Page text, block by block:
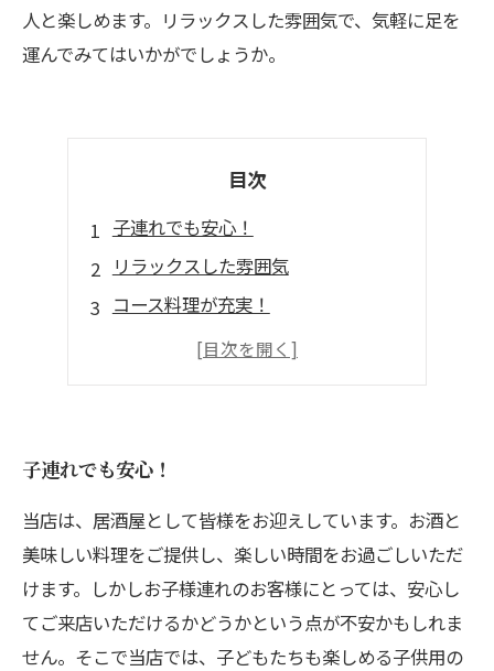
人と楽しめます。リラックスした雰囲気で、気軽に足を
運んでみてはいかがでしょうか。
目次
子連れでも安心！
リラックスした雰囲気
コース料理が充実！
家族での食事にも最適！
スタッフの笑顔でおもてなし！
子連れでも安心！
当店は、居酒屋として皆様をお迎えしています。お酒と
美味しい料理をご提供し、楽しい時間をお過ごしいただ
けます。しかしお子様連れのお客様にとっては、安心し
てご来店いただけるかどうかという点が不安かもしれま
せん。そこで当店では、子どもたちも楽しめる子供用の